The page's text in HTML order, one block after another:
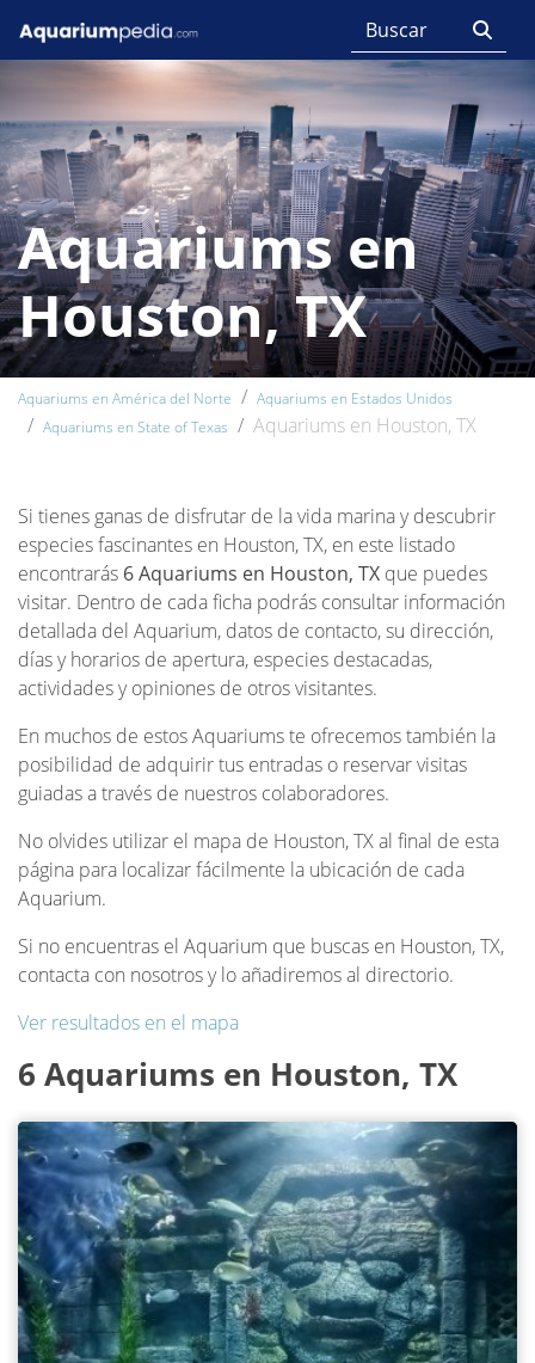
Aquariums en
Houston, TX
Aquariums en América del Norte
Aquariums en Estados Unidos
Aquariums en State of Texas
Aquariums en Houston, TX
Si tienes ganas de disfrutar de la vida marina y descubrir
especies fascinantes en Houston, TX, en este listado
encontrarás 6 Aquariums en Houston, TX que puedes
visitar. Dentro de cada ficha podrás consultar información
detallada del Aquarium, datos de contacto, su dirección,
días y horarios de apertura, especies destacadas,
actividades y opiniones de otros visitantes.
En muchos de estos Aquariums te ofrecemos también la
posibilidad de adquirir tus entradas o reservar visitas
guiadas a través de nuestros colaboradores.
No olvides utilizar el mapa de Houston, TX al final de esta
página para localizar fácilmente la ubicación de cada
Aquarium.
Si no encuentras el Aquarium que buscas en Houston, TX,
contacta con nosotros y lo añadiremos al directorio.
Ver resultados en el mapa
6 Aquariums en Houston, TX